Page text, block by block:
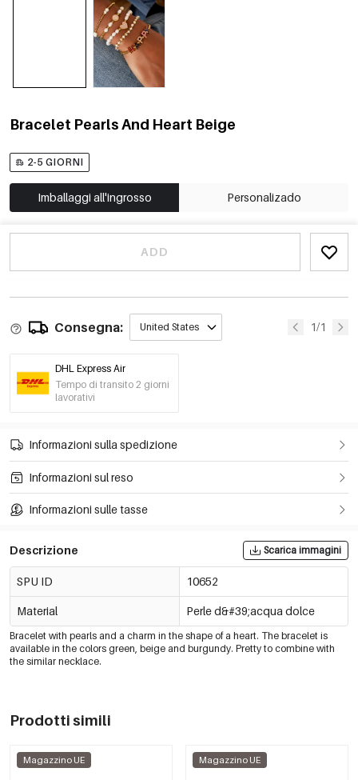
Bracelet Pearls And Heart Beige
2-5 GIORNI
Imballaggi all'ingrosso Personalizado
ADD
Consegna: United States 1/1
DHL Express Air
Tempo di transito 2 giorni
lavorativi
Informazioni sulla spedizione
Informazioni sul reso
Informazioni sulle tasse
Descrizione Scarica immagini
SPU ID 10652
Material Perle d&#39;acqua dolce
Bracelet with pearls and a charm in the shape of a heart. The bracelet is
available in the colors green, beige and burgundy. Pretty to combine with
the similar necklace.
Prodotti simili
Magazzino UE Magazzino UE